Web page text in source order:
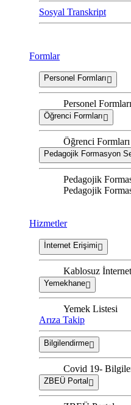
Sosyal Transkript
Formlar
Personel Formları
Personel Formları
Öğrenci Formları
Öğrenci Formları
Pedagojik Formasyon
Pedagojik
Pedagojik
Hizmetler
İnternet Erişimi
Kablosuz
Yemekhane
Yemek Listesi
Arıza Takip
Bilgilendirme
Covid 19-
ZBEÜ Portal